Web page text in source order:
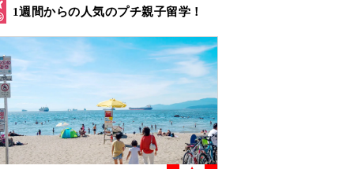
1週間からの人気のプチ親子留学！